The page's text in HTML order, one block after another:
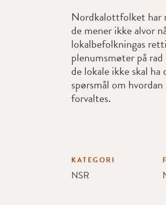
Nordkalottfolket har
de mener ikke alvor
lokalbefolkningas
plenumsmøter på
de lokale ikke skal
spørsmål om
forvaltes.
KATEGORI
NSR